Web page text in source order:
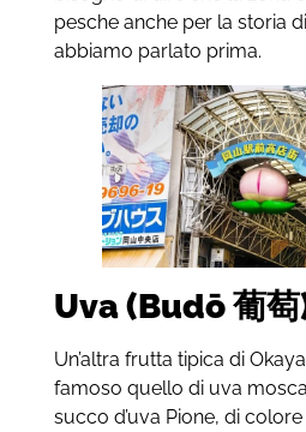
pesche anche per la storia
abbiamo parlato prima.
Uva (Budō 葡
Un’altra frutta tipica di
famoso quello di uva
succo d’uva Pione, di